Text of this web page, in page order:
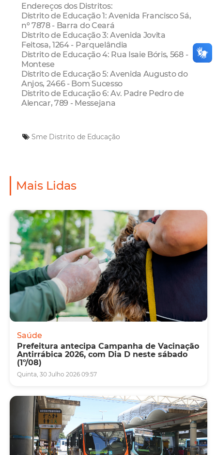
Endereços dos Distritos:
Distrito de Educação 1: Avenida Francisco Sá,
nº 7878 - Barra do Ceará
Distrito de Educação 3: Avenida Jovita
Feitosa, 1264 - Parquelândia
Distrito de Educação 4: Rua Isaie Bóris, 568 -
Montese
Distrito de Educação 5: Avenida Augusto do
Anjos, 2466 - Bom Sucesso
Distrito de Educação 6: Av. Padre Pedro de
Alencar, 789 - Messejana
Sme Distrito de Educação
Mais Lidas
Saúde
Prefeitura antecipa Campanha de Vacinação
Antirrábica 2026, com Dia D neste sábado
(1º/08)
Quinta, 30 Julho 2026 09:57